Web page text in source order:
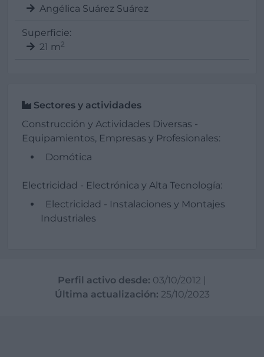
Angélica Suárez Suárez
Superficie:
21 m2
Sectores y actividades
Construcción y Actividades Diversas -
Equipamientos, Empresas y Profesionales:
Domótica
Electricidad - Electrónica y Alta Tecnología:
Electricidad - Instalaciones y Montajes
Industriales
Perfil activo desde: 03/10/2012 |
Última actualización: 25/10/2023